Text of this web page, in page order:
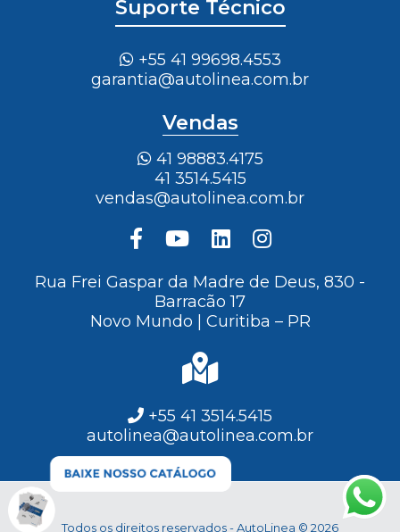
Suporte Técnico
+55 41 99698.4553
garantia@autolinea.com.br
Vendas
41 98883.4175
41 3514.5415
vendas@autolinea.com.br
Rua Frei Gaspar da Madre de Deus, 830 -
Barracão 17
Novo Mundo | Curitiba – PR
+55 41 3514.5415
autolinea@autolinea.com.br
Todos os direitos reservados - AutoLinea © 2026